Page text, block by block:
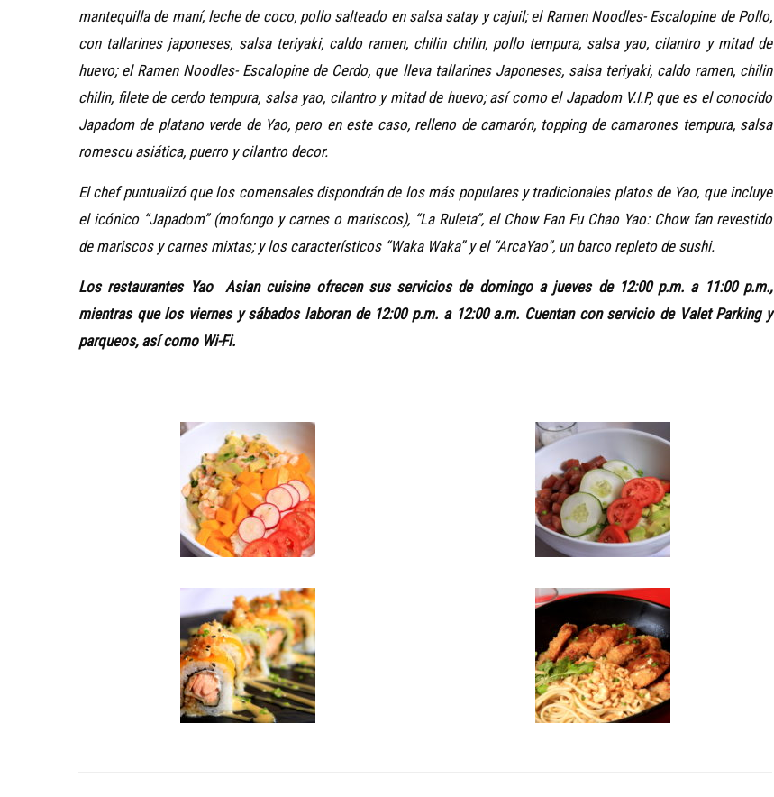
mantequilla de maní, leche de coco, pollo salteado en salsa satay y cajuil; el Ramen Noodles- Escalopine de Pollo,
con tallarines japoneses, salsa teriyaki, caldo ramen, chilin chilin, pollo tempura, salsa yao, cilantro y mitad de
huevo; el Ramen Noodles- Escalopine de Cerdo, que lleva tallarines Japoneses, salsa teriyaki, caldo ramen, chilin
chilin, filete de cerdo tempura, salsa yao, cilantro y mitad de huevo; así como el Japadom V.I.P, que es el conocido
Japadom de platano verde de Yao, pero en este caso, relleno de camarón, topping de camarones tempura, salsa
romescu asiática, puerro y cilantro decor.
El chefpuntualizó que los comensales dispondrán de los más populares y tradicionales platos de Yao, que incluye
el icónico “Japadom” (mofongo y carnes o mariscos), “La Ruleta”, el Chow Fan Fu Chao Yao: Chow fan revestido
de mariscos y carnes mixtas; y los característicos “Waka Waka” y el “ArcaYao”, un barco repleto de sushi.
Los restaurantes Yao Asian cuisine ofrecen sus servicios de domingo a jueves de 12:00 p.m. a 11:00 p.m.,
mientras que los viernes y sábados laboran de 12:00 p.m. a 12:00 a.m. Cuentan con servicio de Valet Parking y
parqueos, así como Wi-Fi.